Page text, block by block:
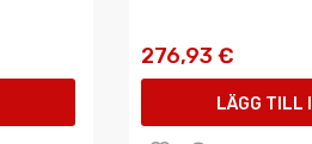
276,93 €
LÄGG TILL I